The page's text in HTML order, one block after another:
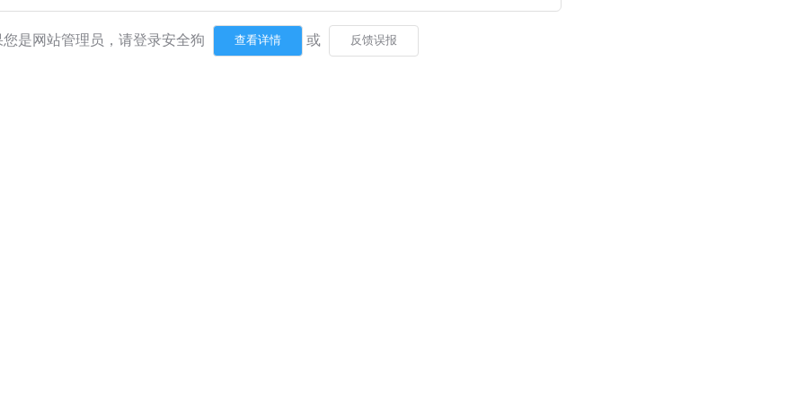
您是网站管理员，请登录安全狗 或